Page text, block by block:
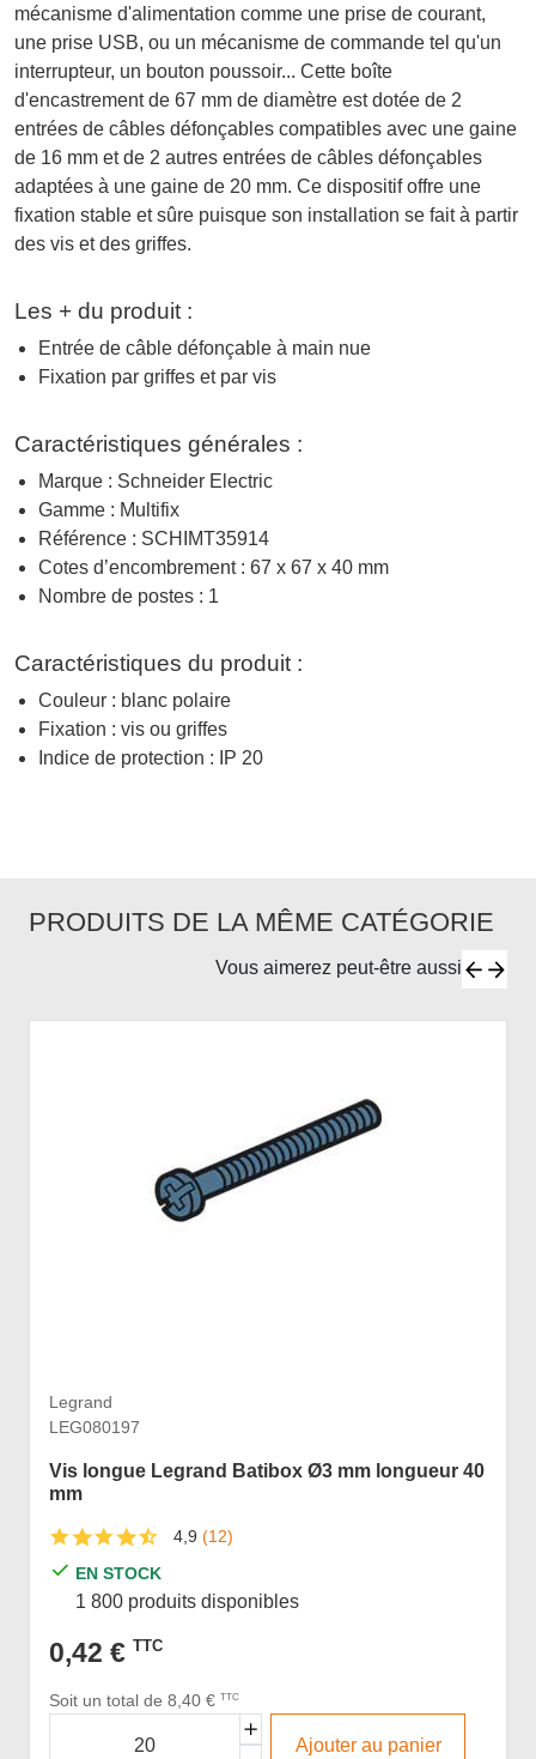
mécanisme d'alimentation comme une prise de courant,
une prise USB, ou un mécanisme de commande tel qu'un
interrupteur, un bouton poussoir... Cette boîte
d'encastrement de 67 mm de diamètre est dotée de 2
entrées de câbles défonçables compatibles avec une gaine
de 16 mm et de 2 autres entrées de câbles défonçables
adaptées à une gaine de 20 mm. Ce dispositif offre une
fixation stable et sûre puisque son installation se fait à partir
des vis et des griffes.
Les + du produit :
Entrée de câble défonçable à main nue
Fixation par griffes et par vis
Caractéristiques générales :
Marque : Schneider Electric
Gamme : Multifix
Référence : SCHIMT35914
Cotes d’encombrement : 67 x 67 x 40 mm
Nombre de postes : 1
Caractéristiques du produit :
Couleur : blanc polaire
Fixation : vis ou griffes
Indice de protection : IP 20
PRODUITS DE LA MÊME CATÉGORIE
Vous aimerez peut-être aussi
Legrand
LEG080197
Vis longue Legrand Batibox Ø3 mm longueur 40
mm
4,9 (12)
EN STOCK
1 800 produits disponibles
0,42 € TTC
Soit un total de 8,40 € TTC
Ajouter au panier